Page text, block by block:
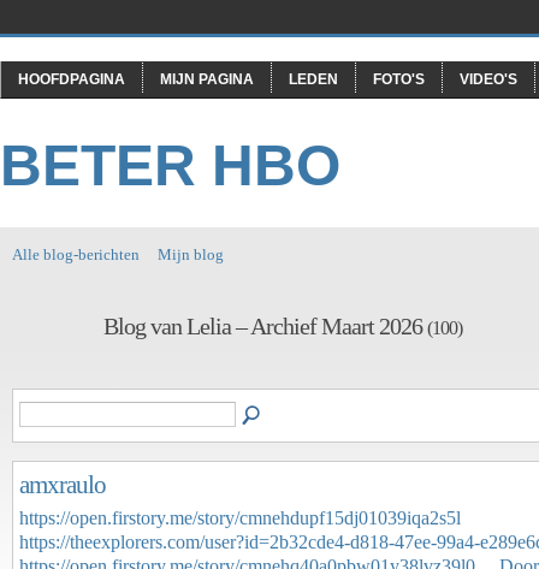
HOOFDPAGINA MIJN PAGINA LEDEN FOTO'S VIDEO'S
BETER HBO
Alle blog-berichten Mijn blog
Blog van Lelia – Archief Maart 2026(100)
amxraulo
https://open.firstory.me/story/cmnehdupf15dj01039iqa2s5l
https://theexplorers.com/user?id=2b32cde4-d818-47ee-99a4-